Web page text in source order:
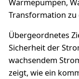
Wärmepumpen,
Transformation
Übergeordnetes
Sicherheit der
wachsendem
zeigt, wie ein